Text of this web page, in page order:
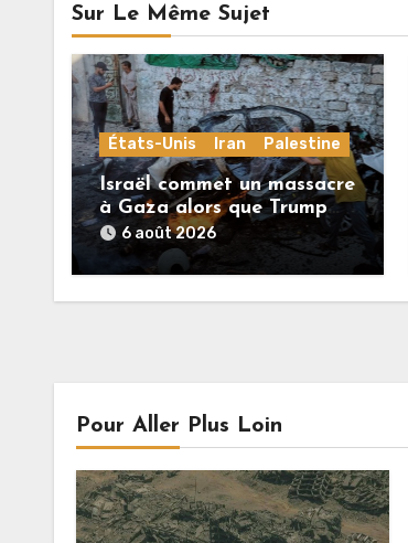
Sur Le Même Sujet
États-Unis Iran Palestine
Israël commet un massacre
à Gaza alors que Trump
menace l’Iran de
«décapitation»
6 août 2026
Pour Aller Plus Loin